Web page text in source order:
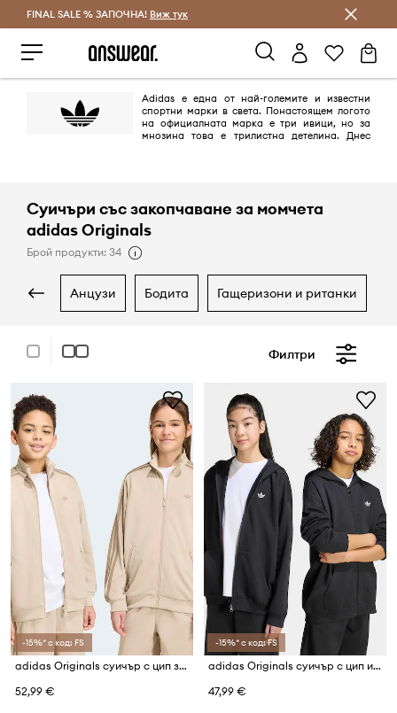
Спестявай с Answear Club
FINAL SALE % ЗАПОЧНА! Виж тук
Adidas е една от най-големите и известни
спортни марки в света. Понастоящем логото
на официалната марка е три ивици, но за
мнозина това е трилистна детелина. Днес
Суичъри със закопчаване за момчета
adidas Originals
Брой продукти: 34
анцузи бодита гащеризони и ританки
Филтри
-15%* с код: FS
adidas Originals суичър с цип за деца
52,99 €
-15%* с код: FS
adidas Originals суичър с цип и качулка за деца с памук
47,99 €